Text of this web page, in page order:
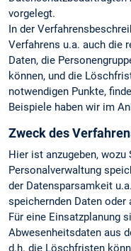
vorgelegt.
In der
Verfahrens u.a. auch die
Daten, die
können, und die
notwendigen Punkte,
Beispiele haben wir im
Zweck des
Hier ist anzugeben, wozu
Personalverwaltung
der Datensparsamkeit
speichernden Daten
Für eine Einsatzplanung
Abwesenheitsdaten aus
d.h. die Löschfristen